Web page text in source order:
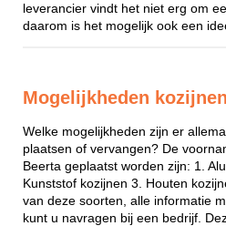
leverancier vindt het niet erg om
daarom is het mogelijk ook een
Mogelijkheden
Welke mogelijkheden zijn er
plaatsen of vervangen? De
Beerta geplaatst worden zijn: 1.
Kunststof kozijnen 3. Houten
van deze soorten, alle informatie
kunt u navragen bij een bedrijf.